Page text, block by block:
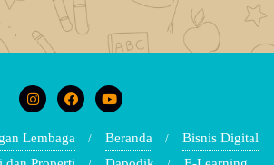
Lembaga Beranda
Bisnis Digital